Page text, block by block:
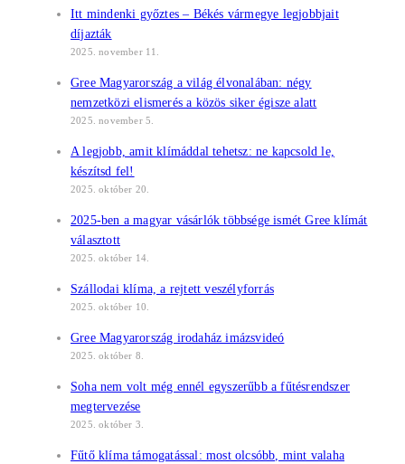
Itt mindenki győztes – Békés vármegye legjobbjait
díjazták
2025. november 11.
Gree Magyarország a világ élvonalában: négy
nemzetközi elismerés a közös siker égisze alatt
2025. november 5.
A legjobb, amit klímáddal tehetsz: ne kapcsold le,
készítsd fel!
2025. október 20.
2025-ben a magyar vásárlók többsége ismét Gree klímát
választott
2025. október 14.
Szállodai klíma, a rejtett veszélyforrás
2025. október 10.
Gree Magyarország irodaház imázsvideó
2025. október 8.
Soha nem volt még ennél egyszerűbb a fűtésrendszer
megtervezése
2025. október 3.
Fűtő klíma támogatással: most olcsóbb, mint valaha